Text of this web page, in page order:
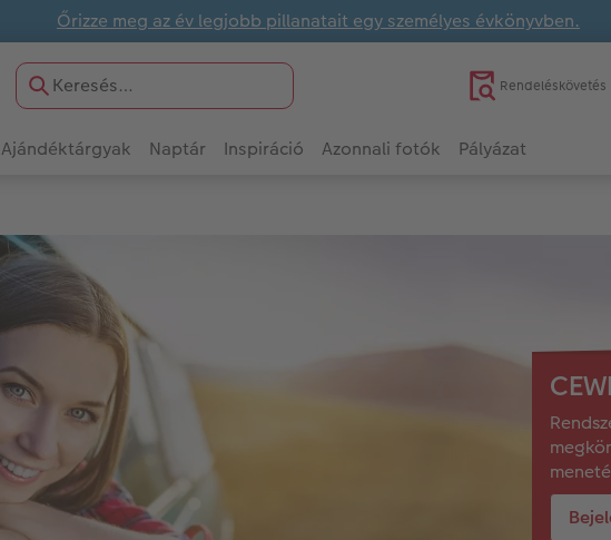
Őrizze meg az év legjobb pillanatait egy személyes évkönyvben.
Rendeléskövetés
Ajándéktárgyak Naptár Inspiráció Azonnali fotók Pályázat